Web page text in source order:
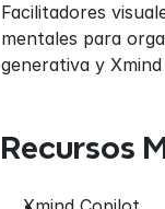
Facilitadores
mentales para
generativa y
Recursos